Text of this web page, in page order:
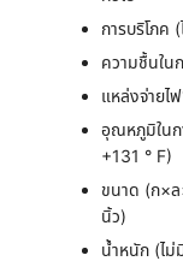
การบริโภค
ความชื้นใน
แหล่งจ่ายไฟ
อุณหภูมิในก
+131 ° F)
ขนาด (ก×
นิ้ว)
น้ำหนัก (ไม่